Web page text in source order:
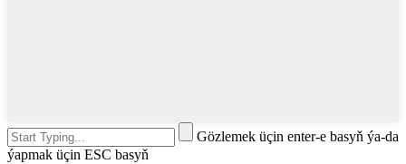
Gözlemek üçin enter-e basyň ýa-da
ýapmak üçin ESC basyň